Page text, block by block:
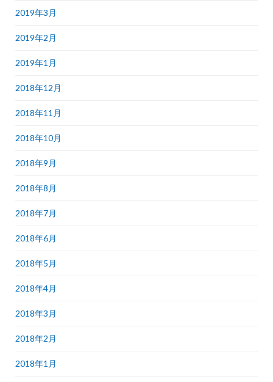
2019年3月
2019年2月
2019年1月
2018年12月
2018年11月
2018年10月
2018年9月
2018年8月
2018年7月
2018年6月
2018年5月
2018年4月
2018年3月
2018年2月
2018年1月